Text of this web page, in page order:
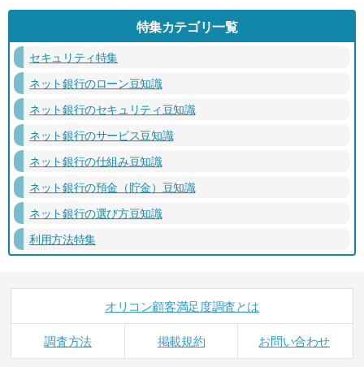
特集カテゴリ一覧
セキュリティ特集
ネット銀行のローン豆知識
ネット銀行のセキュリティ豆知識
ネット銀行のサービス豆知識
ネット銀行の仕組み豆知識
ネット銀行の預金（貯金）豆知識
ネット銀行の選び方豆知識
利用方法特集
オリコン顧客満足度調査とは
調査方法 掲載規約 お問い合わせ